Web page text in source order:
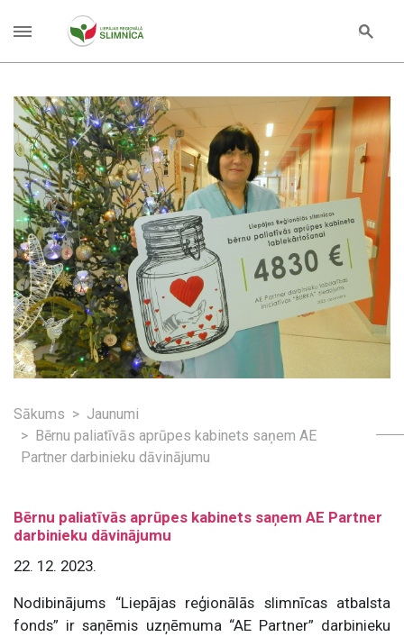
Sākums
Jaunumi
Bērnu paliatīvās aprūpes kabinets saņem AE
Partner darbinieku dāvinājumu
Bērnu paliatīvās aprūpes kabinets saņem AE Partner
darbinieku dāvinājumu
22. 12. 2023.
Nodibinājums “Liepājas reģionālās slimnīcas atbalsta
fonds” ir saņēmis uzņēmuma “AE Partner” darbinieku